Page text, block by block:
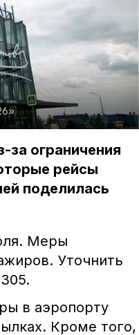
за ограничения
рейсы
поделилась
Меры
Уточнить
в аэропорту
Кроме того,